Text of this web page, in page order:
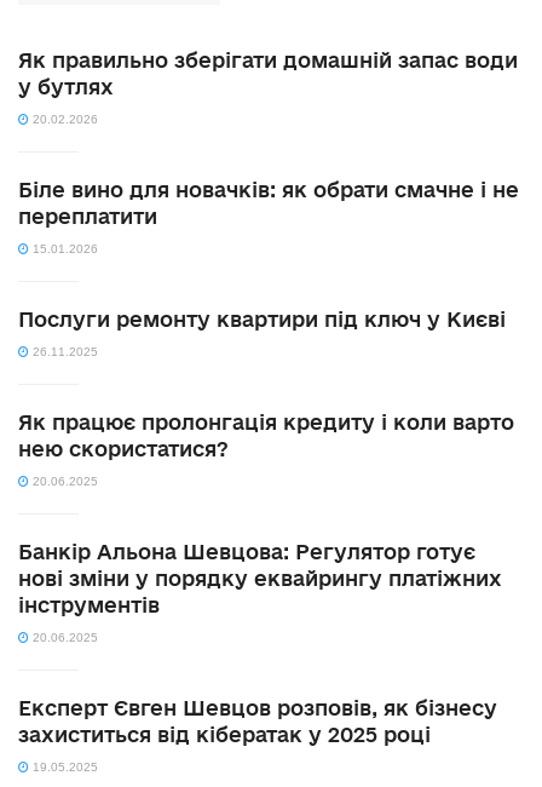
Як правильно зберігати домашній запас води
у бутлях
20.02.2026
Біле вино для новачків: як обрати смачне і не
переплатити
15.01.2026
Послуги ремонту квартири під ключ у Києві
26.11.2025
Як працює пролонгація кредиту і коли варто
нею скористатися?
20.06.2025
Банкір Альона Шевцова: Регулятор готує
нові зміни у порядку еквайрингу платіжних
інструментів
20.06.2025
Експерт Євген Шевцов розповів, як бізнесу
захиститься від кібератак у 2025 році
19.05.2025